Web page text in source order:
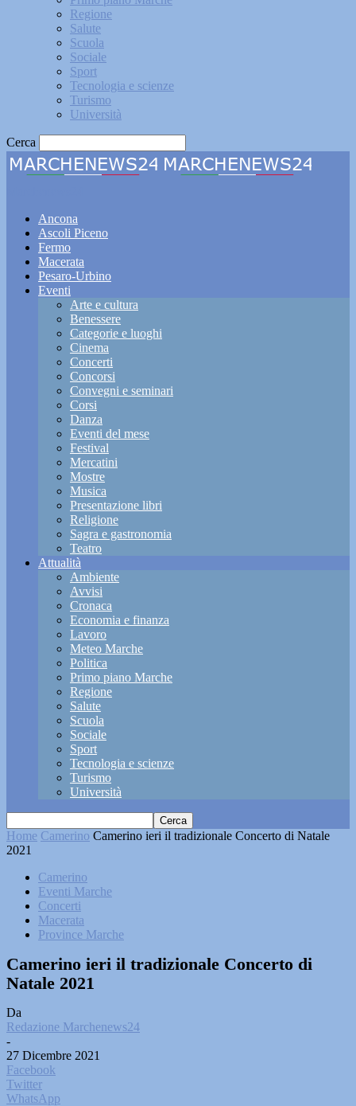
Regione
Salute
Scuola
Sociale
Sport
Tecnologia e scienze
Turismo
Università
Cerca
Ancona
Ascoli Piceno
Fermo
Macerata
Pesaro-Urbino
Eventi
Arte e cultura
Benessere
Categorie e luoghi
Cinema
Concerti
Concorsi
Convegni e seminari
Corsi
Danza
Eventi del mese
Festival
Mercatini
Mostre
Musica
Presentazione libri
Religione
Sagra e gastronomia
Teatro
Attualità
Ambiente
Avvisi
Cronaca
Economia e finanza
Lavoro
Meteo Marche
Politica
Primo piano Marche
Regione
Salute
Scuola
Sociale
Sport
Tecnologia e scienze
Turismo
Università
Home Camerino Camerino ieri il tradizionale Concerto di Natale
2021
Camerino
Eventi Marche
Concerti
Macerata
Province Marche
Camerino ieri il tradizionale Concerto di
Natale 2021
Da
Redazione Marchenews24
-
27 Dicembre 2021
Facebook
Twitter
WhatsApp